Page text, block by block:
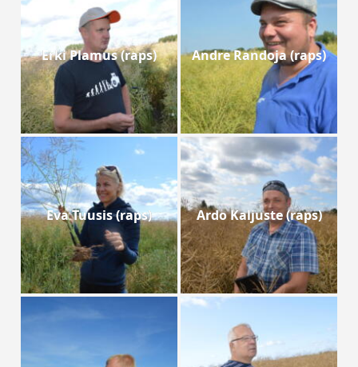
Erki Plamus (raps) Andre Randoja (raps)
Eva Tuusis (raps) Ardo Kaljuste (raps)